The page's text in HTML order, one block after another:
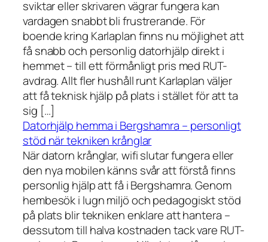
sviktar eller skrivaren vägrar fungera kan
vardagen snabbt bli frustrerande. För
boende kring Karlaplan finns nu möjlighet att
få snabb och personlig datorhjälp direkt i
hemmet – till ett förmånligt pris med RUT-
avdrag. Allt fler hushåll runt Karlaplan väljer
att få teknisk hjälp på plats i stället för att ta
sig […]
Datorhjälp hemma i Bergshamra – personligt
stöd när tekniken krånglar
När datorn krånglar, wifi slutar fungera eller
den nya mobilen känns svår att förstå finns
personlig hjälp att få i Bergshamra. Genom
hembesök i lugn miljö och pedagogiskt stöd
på plats blir tekniken enklare att hantera –
dessutom till halva kostnaden tack vare RUT-